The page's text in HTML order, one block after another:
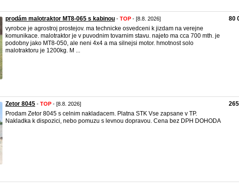
prodám malotraktor MT8-065 s kabinou - TOP - [8.8. 2026]
vyrobce je agrostroj prostejov. ma technicke osvedceni k jizdam na verejne
komunikace. malotraktor je v puvodnim tovarnim stavu. najeto ma cca 700 mth. je
podobny jako MT8-050, ale neni 4x4 a ma silnejsi motor. hmotnost solo
malotraktoru je 1200kg. M ...
80
Zetor 8045 - TOP - [8.8. 2026]
Prodam Zetor 8045 s celnim nakladacem. Platna STK Vse zapsane v TP.
Nakladka k dispozici, nebo pomuzu s levnou dopravou. Cena bez DPH DOHODA